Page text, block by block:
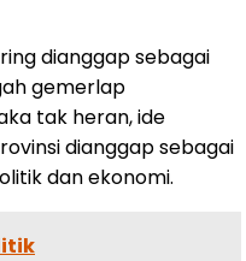
dianggap sebagai
gemerlap
tak heran, ide
dianggap sebagai
dan ekonomi.